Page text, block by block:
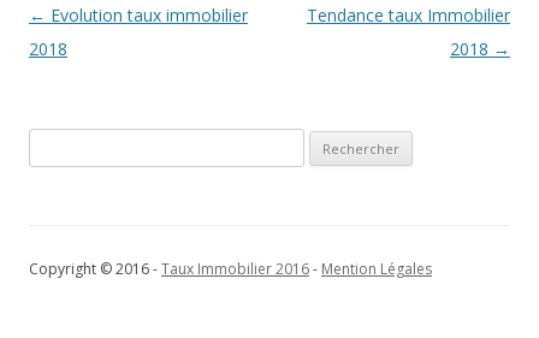
Navigation
des
← Evolution taux immobilier
2018
Tendance taux Immobilier
2018 →
Copyright © 2016 -Taux Immobilier 2016- Mention Légales